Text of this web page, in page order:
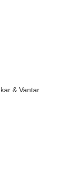
& Vantar